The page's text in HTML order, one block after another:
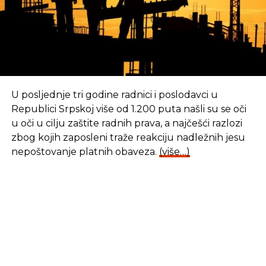
ugostiteljskim objektima, a turističke organizacije u
Republici Srpskoj trebalo bi da dobiju više
finansijskih sredstava koje će moći da iskoriste za
REKLAMA
U posljednje tri godine radnici i poslodavci u
Republici Srpskoj više od 1.200 puta našli su se oči
u oči u cilju zaštite radnih prava, a najčešći razlozi
zbog kojih zaposleni traže reakciju nadležnih jesu
nepoštovanje platnih obaveza. (više…)